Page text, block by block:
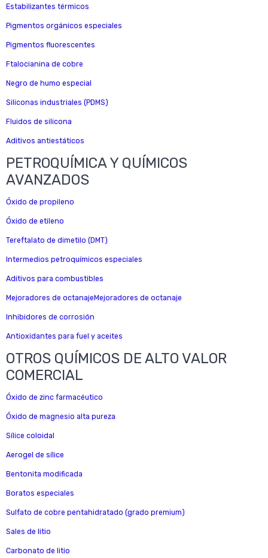
Estabilizantes térmicos
Pigmentos orgánicos especiales
Pigmentos fluorescentes
Ftalocianina de cobre
Negro de humo especial
Siliconas industriales (PDMS)
Fluidos de silicona
Aditivos antiestáticos
PETROQUÍMICA Y QUÍMICOS
AVANZADOS
Óxido de propileno
Óxido de etileno
Tereftalato de dimetilo (DMT)
Intermedios petroquímicos especiales
Aditivos para combustibles
Mejoradores de octanajeMejoradores de octanaje
Inhibidores de corrosión
Antioxidantes para fuel y aceites
OTROS QUÍMICOS DE ALTO VALOR
COMERCIAL
Óxido de zinc farmacéutico
Óxido de magnesio alta pureza
Sílice coloidal
Aerogel de sílice
Bentonita modificada
Boratos especiales
Sulfato de cobre pentahidratado (grado premium)
Sales de litio
Carbonato de litio